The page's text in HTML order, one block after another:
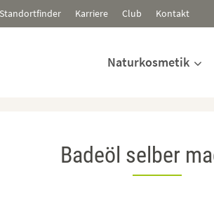
Standortfinder Karriere Club Kontakt
Naturkosmetik
Badeöl selber